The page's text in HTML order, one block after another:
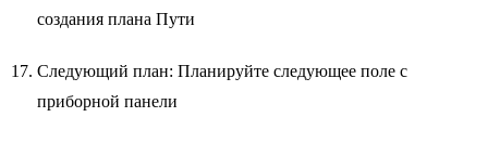
создания плана Пути
Следующий план: Планируйте следующее поле с
приборной панели